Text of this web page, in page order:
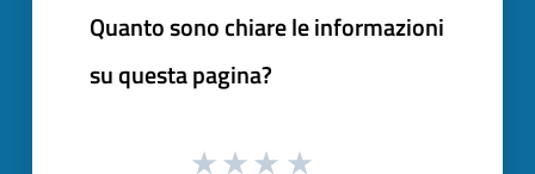
Quanto sono chiare le informazioni
su questa pagina?